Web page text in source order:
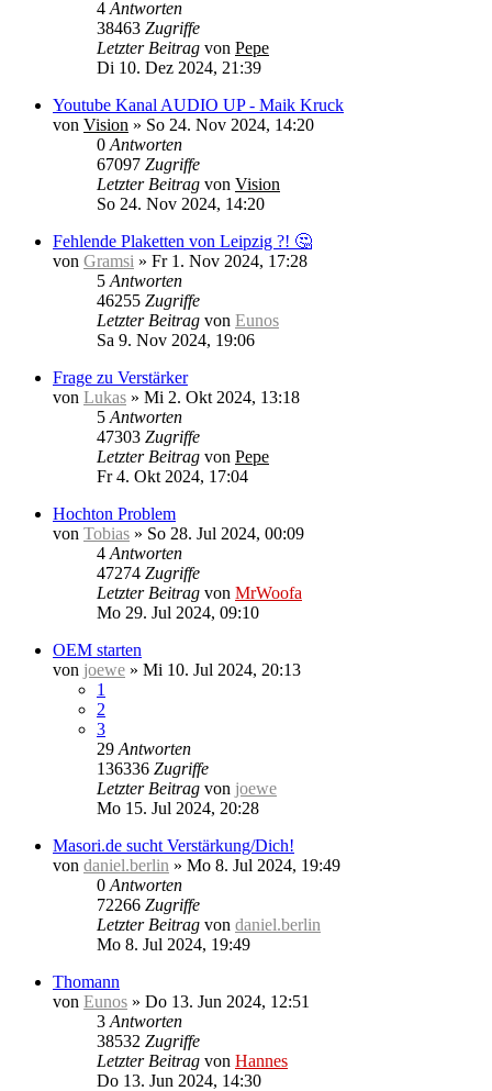
4 Antworten
38463 Zugriffe
Letzter Beitrag von Pepe
Di 10. Dez 2024, 21:39
Youtube Kanal AUDIO UP - Maik Kruck
von Vision » So 24. Nov 2024, 14:20
0 Antworten
67097 Zugriffe
Letzter Beitrag von Vision
So 24. Nov 2024, 14:20
Fehlende Plaketten von Leipzig ?! 🤔
von Gramsi » Fr 1. Nov 2024, 17:28
5 Antworten
46255 Zugriffe
Letzter Beitrag von Eunos
Sa 9. Nov 2024, 19:06
Frage zu Verstärker
von Lukas » Mi 2. Okt 2024, 13:18
5 Antworten
47303 Zugriffe
Letzter Beitrag von Pepe
Fr 4. Okt 2024, 17:04
Hochton Problem
von Tobias » So 28. Jul 2024, 00:09
4 Antworten
47274 Zugriffe
Letzter Beitrag von MrWoofa
Mo 29. Jul 2024, 09:10
OEM starten
von joewe » Mi 10. Jul 2024, 20:13
1
2
3
29 Antworten
136336 Zugriffe
Letzter Beitrag von joewe
Mo 15. Jul 2024, 20:28
Masori.de sucht Verstärkung/Dich!
von daniel.berlin » Mo 8. Jul 2024, 19:49
0 Antworten
72266 Zugriffe
Letzter Beitrag von daniel.berlin
Mo 8. Jul 2024, 19:49
Thomann
von Eunos » Do 13. Jun 2024, 12:51
3 Antworten
38532 Zugriffe
Letzter Beitrag von Hannes
Do 13. Jun 2024, 14:30